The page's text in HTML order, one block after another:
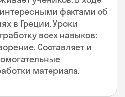
фактами об
в Греции. Уроки
всех навыков:
Составляет и
материала.